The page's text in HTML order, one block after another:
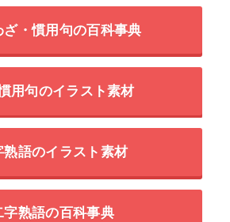
ざ・慣用句の百科事典
用句のイラスト素材
熟語のイラスト素材
字熟語の百科事典